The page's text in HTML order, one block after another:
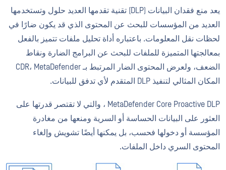
يعد منع فقدان البيانات (DLP) تقنية تقدمها العديد حلول وتستخدمها
العديد من المؤسسات للبحث عن المحتوى الذي قد يكون ضارًا في
لحظات نقل المعلومات. باعتباره أداة تحليل ملفات تتميز بالفعل
بمعالجتها المتميزة للملفات للبحث عن البرامج الضارة ونقاط
الضعف، ولعرض المحتوى الضار المرتبط بـ CDR، MetaDefender
المكان المثالي لتنفيذ DLP المتقدم لأي تدفق للبيانات.
MetaDefender Core Proactive DLP ، والتي لا تقتصر قدرتها على
العثور على البيانات الحساسة أو السرية ومنعها من مغادرة
المؤسسة أو دخولها فحسب، بل يمكنها أيضًا تشويش وإلغاء
المحتوى السري داخل الملفات.